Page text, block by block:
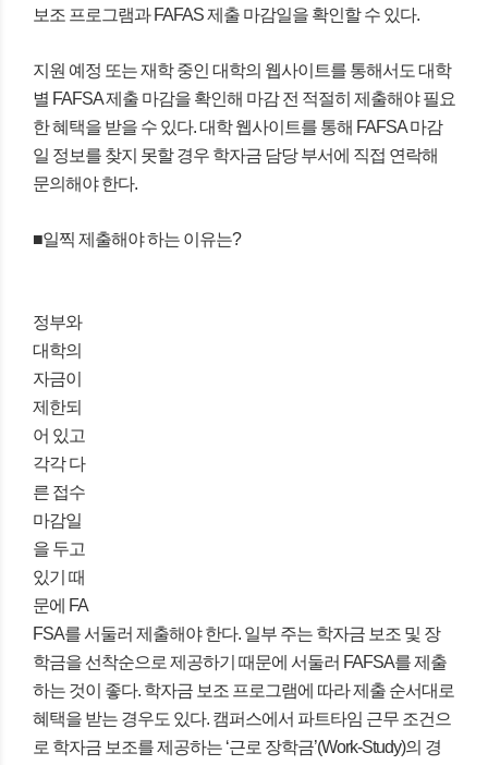
보조 프로그램과 FAFAS 제출 마감일을 확인할 수 있다.
지원 예정 또는 재학 중인 대학의 웹사이트를 통해서도 대학
별 FAFSA 제출 마감을 확인해 마감 전 적절히 제출해야 필요
한 혜택을 받을 수 있다. 대학 웹사이트를 통해 FAFSA 마감
일 정보를 찾지 못할 경우 학자금 담당 부서에 직접 연락해
문의해야 한다.
■일찍 제출해야 하는 이유는?
정부와
대학의
자금이
제한되
어 있고
각각 다
른 접수
마감일
을 두고
있기 때
문에 FA
FSA를 서둘러 제출해야 한다. 일부 주는 학자금 보조 및 장
학금을 선착순으로 제공하기 때문에 서둘러 FAFSA를 제출
하는 것이 좋다. 학자금 보조 프로그램에 따라 제출 순서대로
혜택을 받는 경우도 있다. 캠퍼스에서 파트타임 근무 조건으
로 학자금 보조를 제공하는 ‘근로 장학금’(Work-Study)의 경